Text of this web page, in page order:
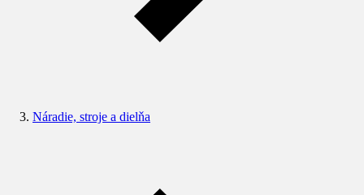
Náradie, stroje a dielňa